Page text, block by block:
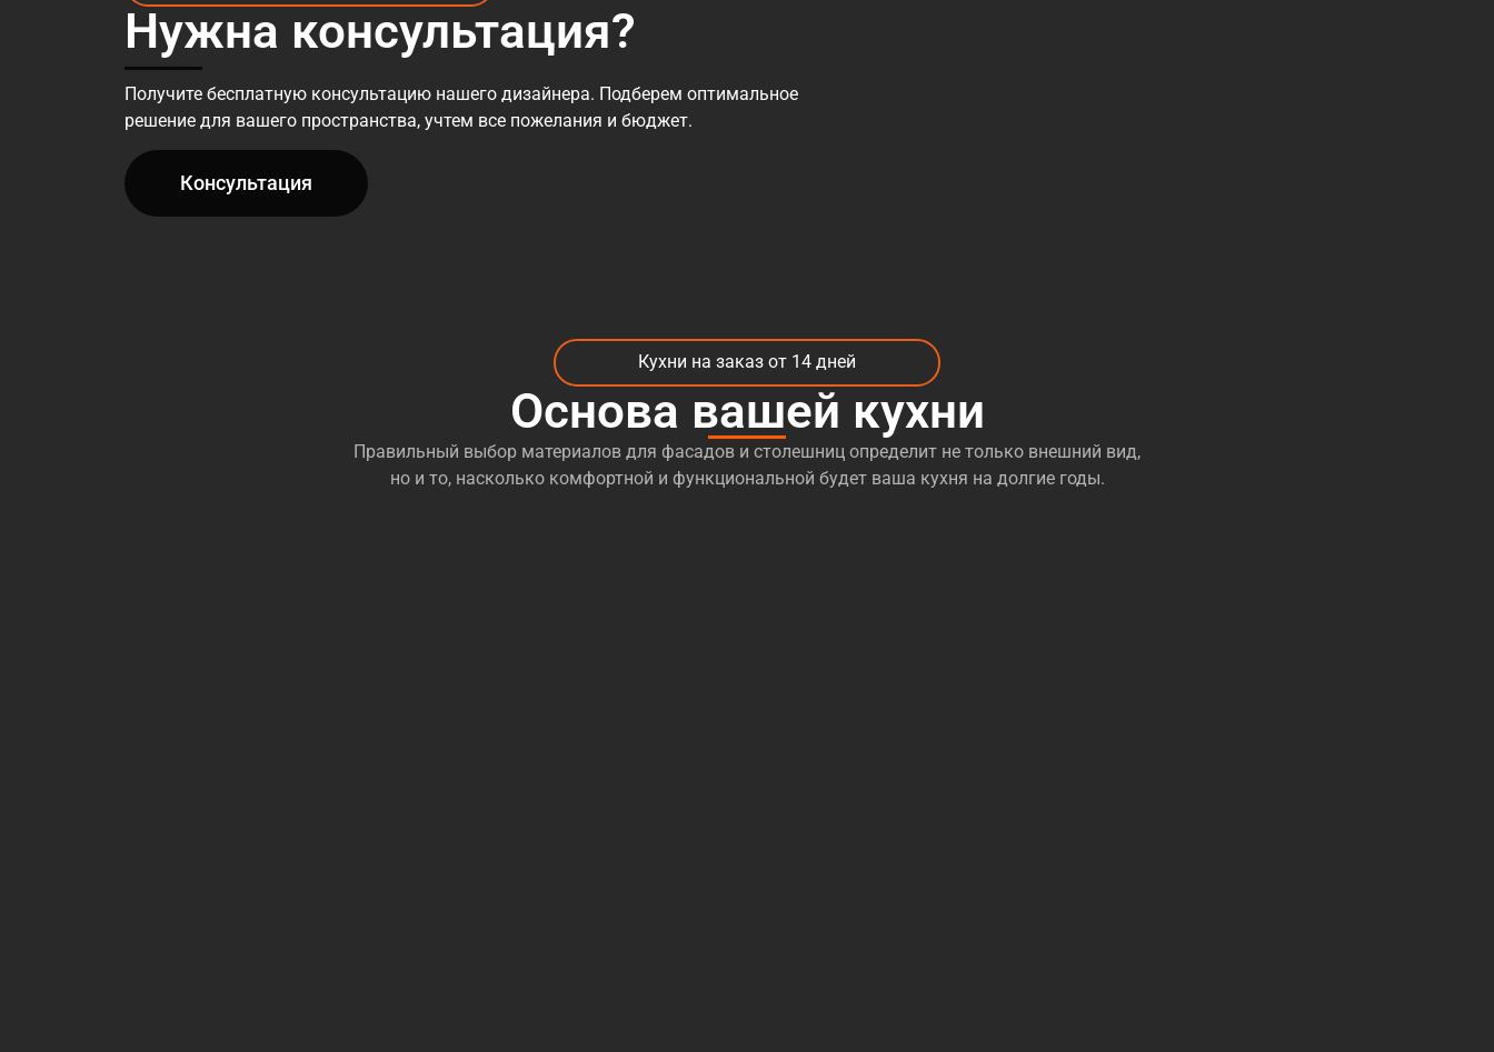
Нужна консультация?
Получите бесплатную консультацию нашего дизайнера. Подберем оптимальное
решение для вашего пространства, учтем все пожелания и бюджет.
Консультация
Кухни на заказ от 14 дней
Основа вашей кухни
Правильный выбор материалов для фасадов и столешниц определит не только внешний вид,
но и то, насколько комфортной и функциональной будет ваша кухня на долгие годы.